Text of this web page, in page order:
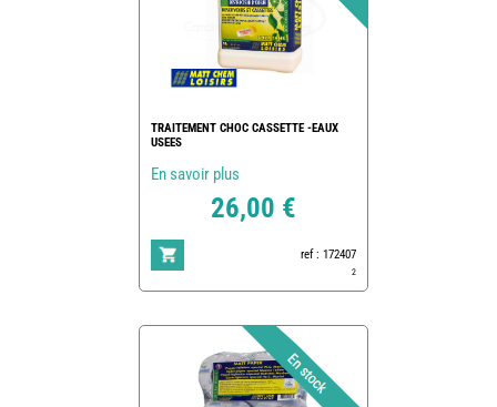
TRAITEMENT CHOC CASSETTE -EAUX
USEES
En savoir plus
26,00 €
ref : 172407
2